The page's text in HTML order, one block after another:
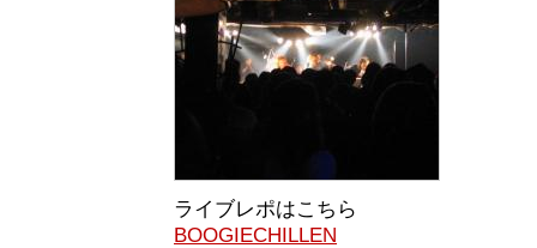
ライブレポはこちら
BOOGIECHILLEN